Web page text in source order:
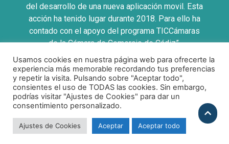
del desarrollo de una nueva aplicación movil. Esta
acción ha tenido lugar durante 2018. Para ello ha
contado con el apoyo del programa TICCámaras
de la Cámara de Comercio de Cádiz”.
UNA MANERA DE HACER EUROPA
Política de Privacidad
Aviso
Legal
Condiciones Compra
Usamos cookies en nuestra página web para ofrecerte la
experiencia más memorable recordando tus preferencias
y repetir la visita. Pulsando sobre "Aceptar todo",
consientes el uso de TODAS las cookies. Sin embargo,
podrías visitar "Ajustes de Cookies" para dar un
consentimiento personalizado.
Ajustes de Cookies Aceptar Aceptar todo